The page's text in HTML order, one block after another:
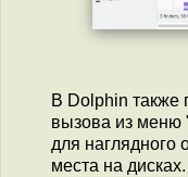
В Dolphin также
вызова из меню
для наглядного
места на